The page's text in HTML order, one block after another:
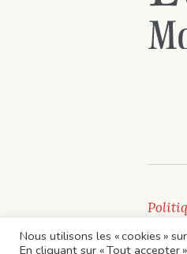
Nous utilisons les « cookies »
En cliquant sur « Tout accepter